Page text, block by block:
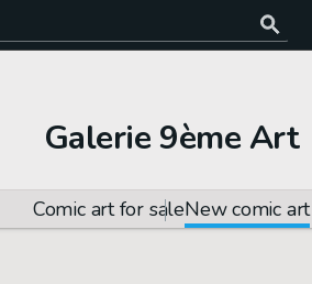
Galerie 9ème Art
Comic art for saleNew comic art